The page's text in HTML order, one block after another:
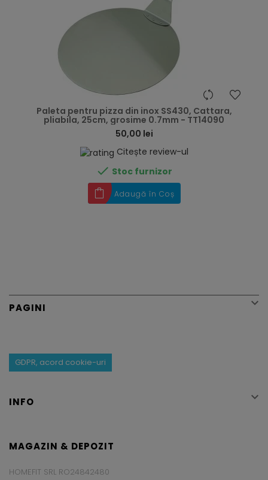
Paleta pentru pizza din inox SS430, Cattara,
pliabila, 25cm, grosime 0.7mm - TT14090
50,00 lei
Citește review-ul
 Stoc furnizor
Adaugă în Coș
PAGINI 
GDPR, acord cookie-uri
INFO 
MAGAZIN & DEPOZIT
HOMEFIT SRL RO24842480